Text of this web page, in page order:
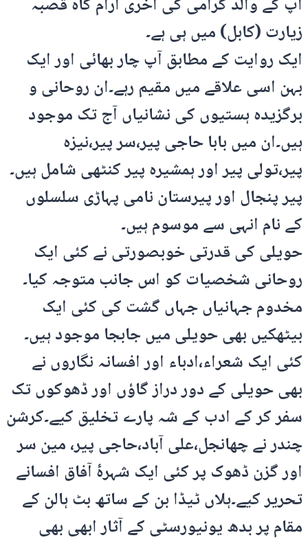
آپ کے والد گرامی کی آخری آرام گاہ قصبہ
زیارت (کابل) میں ہی ہے۔
ایک روایت کے مطابق آپ چار بھائی اور ایک
بہن اسی علاقے میں مقیم رہے۔ان روحانی و
برگزیدہ ہستیوں کی نشانیاں آج تک موجود
ہیں۔ان میں بابا حاجی پیر،سر پیر،نیزہ
پیر،تولی پیر اور ہمشیرہ پیر کنٹھی شامل ہیں۔
پیر پنجال اور پیرستان نامی پہاڑی سلسلوں
کے نام انہی سے موسوم ہیں۔
حویلی کی قدرتی خوبصورتی نے کئی ایک
روحانی شخصیات کو اس جانب متوجہ کیا۔
مخدوم جہانیاں جہاں گشت کی کئی ایک
بیٹھکیں بھی حویلی میں جابجا موجود ہیں۔
کئی ایک شعراء،ادباء اور افسانہ نگاروں نے
بھی حویلی کے دور دراز گاؤں اور ڈھوکوں تک
سفر کر کے ادب کے شہ پارے تخلیق کیے۔کرشن
چندر نے چھانجل،علی آباد،حاجی پیر، مین سر
اور گزن ڈھوک پر کئی ایک شہرۂ آفاق افسانے
تحریر کیے۔ہلاں ٹیڈا بن کے ساتھ بٹ ہالن کے
مقام پر بدھ یونیورسٹی کے آثار ابھی بھی